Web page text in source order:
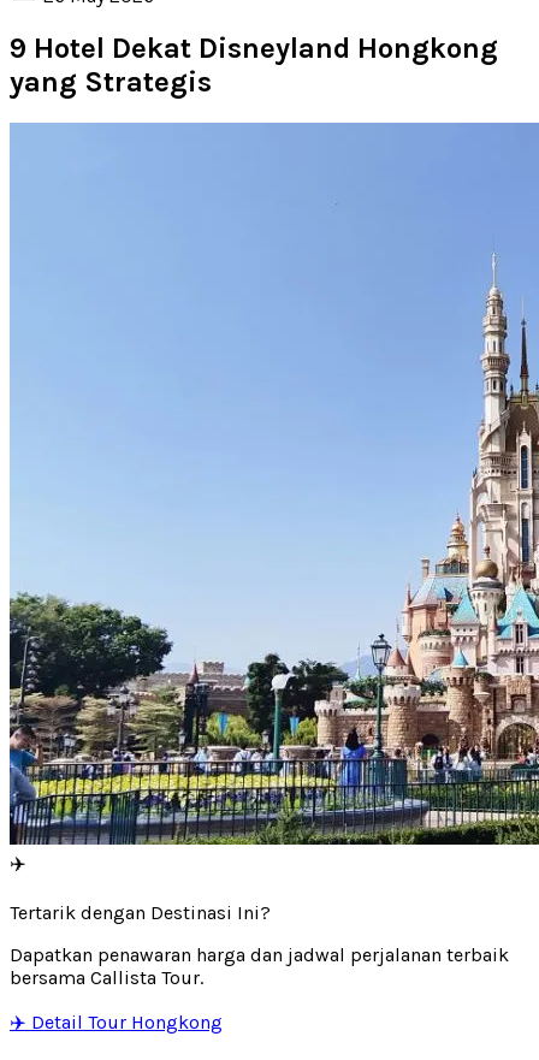
9 Hotel Dekat Disneyland Hongkong
yang Strategis
✈️
Tertarik dengan Destinasi Ini?
Dapatkan penawaran harga dan jadwal perjalanan terbaik
bersama Callista Tour.
✈️ Detail Tour Hongkong